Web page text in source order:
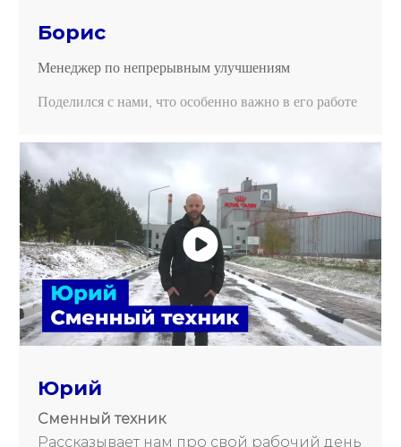
Борис
Менеджер по непрерывным улучшениям
Поделился с нами, что особенно важно в его работе
Юрий
Сменный техник
Рассказывает нам про свой рабочий день